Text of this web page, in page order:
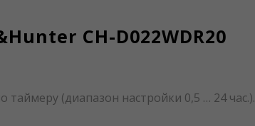
CH-D022WDR20
(диапазон настройки 0,5 … 24 час.).